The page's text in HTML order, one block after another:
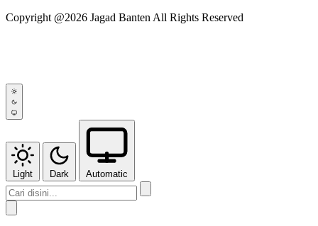
Copyright @2026 Jagad Banten All Rights Reserved
Light Dark Automatic